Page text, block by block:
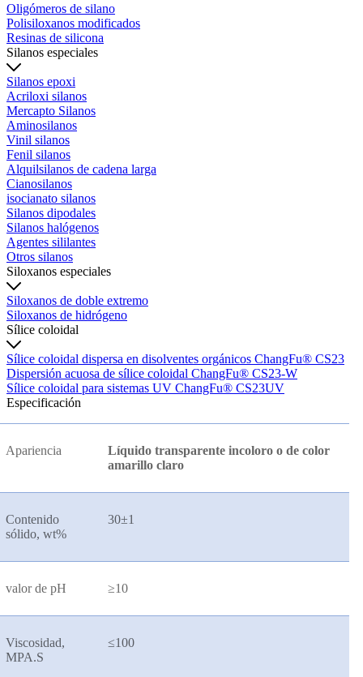
Oligómeros de silano
Polisiloxanos modificados
Resinas de silicona
Silanos especiales
Silanos epoxi
Acriloxi silanos
Mercapto Silanos
Aminosilanos
Vinil silanos
Fenil silanos
Alquilsilanos de cadena larga
Cianosilanos
isocianato silanos
Silanos dipodales
Silanos halógenos
Agentes sililantes
Otros silanos
Siloxanos especiales
Siloxanos de doble extremo
Siloxanos de hidrógeno
Sílice coloidal
Sílice coloidal dispersa en disolventes orgánicos ChangFu® CS23
Dispersión acuosa de sílice coloidal ChangFu® CS23-W
Sílice coloidal para sistemas UV ChangFu® CS23UV
Especificación
Apariencia
Líquido transparente incoloro o de color
amarillo claro
Contenido
sólido, wt%
30±1
valor de pH ≥10
Viscosidad,
MPA.S
≤100